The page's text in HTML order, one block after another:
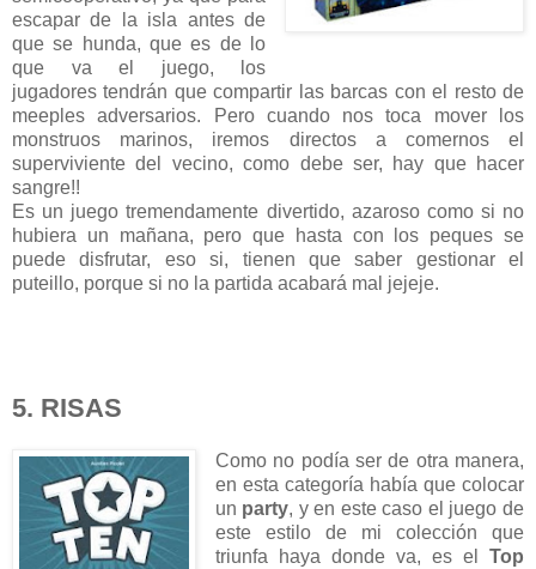
escapar de la isla antes de
que se hunda, que es de lo
que va el juego, los
jugadores tendrán que compartir las barcas con el resto de
meeples adversarios. Pero cuando nos toca mover los
monstruos marinos, iremos directos a comernos el
superviviente del vecino, como debe ser, hay que hacer
sangre!!
Es un juego tremendamente divertido, azaroso como si no
hubiera un mañana, pero que hasta con los peques se
puede disfrutar, eso si, tienen que saber gestionar el
puteillo, porque si no la partida acabará mal jejeje.
5. RISAS
Como no podía ser de otra manera,
en esta categoría había que colocar
un party, y en este caso el juego de
este estilo de mi colección que
triunfa haya donde va, es el Top